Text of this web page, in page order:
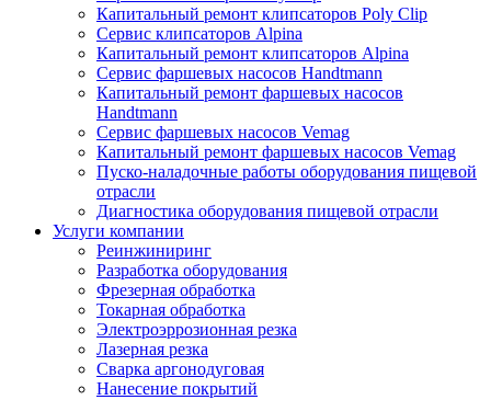
Капитальный ремонт клипсаторов Poly Clip
Сервис клипсаторов Alpina
Капитальный ремонт клипсаторов Alpina
Сервис фаршевых насосов Handtmann
Капитальный ремонт фаршевых насосов
Handtmann
Сервис фаршевых насосов Vemag
Капитальный ремонт фаршевых насосов Vemag
Пуско-наладочные работы оборудования пищевой
отрасли
Диагностика оборудования пищевой отрасли
Услуги компании
Реинжиниринг
Разработка оборудования
Фрезерная обработка
Токарная обработка
Электроэррозионная резка
Лазерная резка
Сварка аргонодуговая
Нанесение покрытий